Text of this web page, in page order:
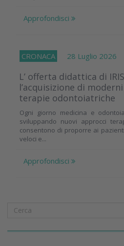
Approfondisci
CRONACA 28 Luglio 2026
L’ offerta didattica di
l’acquisizione di
terapie odontoiatriche
Ogni giorno medicina e
sviluppando nuovi approcci
consentono di proporre ai
veloci e...
Approfondisci